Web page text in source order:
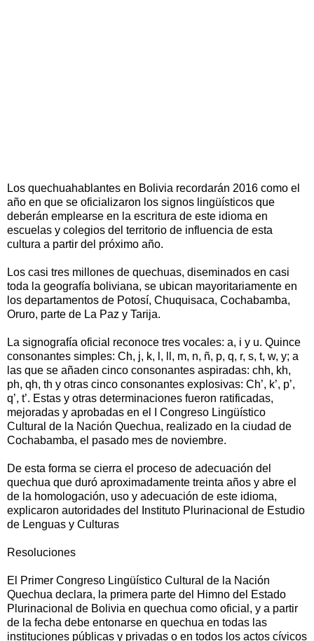
Los quechuahablantes en Bolivia recordarán 2016 como el
año en que se oficializaron los signos lingüísticos que
deberán emplearse en la escritura de este idioma en
escuelas y colegios del territorio de influencia de esta
cultura a partir del próximo año.
Los casi tres millones de quechuas, diseminados en casi
toda la geografía boliviana, se ubican mayoritariamente en
los departamentos de Potosí, Chuquisaca, Cochabamba,
Oruro, parte de La Paz y Tarija.
La signografía oficial reconoce tres vocales: a, i y u. Quince
consonantes simples: Ch, j, k, l, ll, m, n, ñ, p, q, r, s, t, w, y; a
las que se añaden cinco consonantes aspiradas: chh, kh,
ph, qh, th y otras cinco consonantes explosivas: Ch’, k’, p’,
q’, t’. Estas y otras determinaciones fueron ratificadas,
mejoradas y aprobadas en el I Congreso Lingüístico
Cultural de la Nación Quechua, realizado en la ciudad de
Cochabamba, el pasado mes de noviembre.
De esta forma se cierra el proceso de adecuación del
quechua que duró aproximadamente treinta años y abre el
de la homologación, uso y adecuación de este idioma,
explicaron autoridades del Instituto Plurinacional de Estudio
de Lenguas y Culturas
Resoluciones
El Primer Congreso Lingüístico Cultural de la Nación
Quechua declara, la primera parte del Himno del Estado
Plurinacional de Bolivia en quechua como oficial, y a partir
de la fecha debe entonarse en quechua en todas las
instituciones públicas y privadas o en todos los actos cívicos